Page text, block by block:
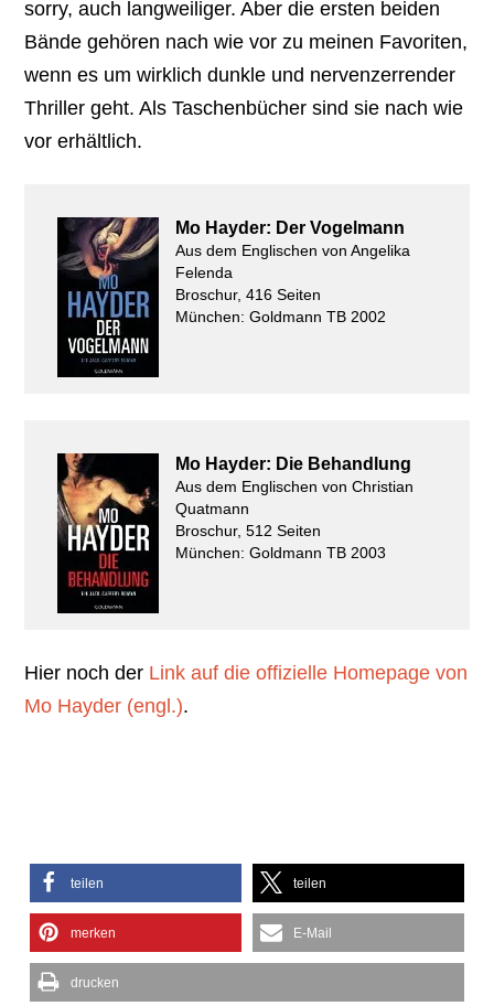
sorry, auch langweiliger. Aber die ersten beiden
Bände gehören nach wie vor zu meinen Favoriten,
wenn es um wirklich dunkle und nervenzerrender
Thriller geht. Als Taschenbücher sind sie nach wie
vor erhältlich.
Mo Hayder: Der Vogelmann
Aus dem Englischen von Angelika
Felenda
Broschur, 416 Seiten
München: Goldmann TB 2002
Mo Hayder: Die Behandlung
Aus dem Englischen von Christian
Quatmann
Broschur, 512 Seiten
München: Goldmann TB 2003
Hier noch der Link auf die offizielle Homepage von
Mo Hayder (engl.).
teilen teilen
merken E-Mail
drucken